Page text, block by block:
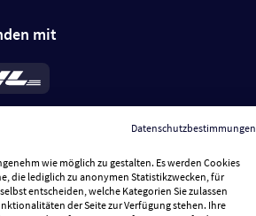
mit
€; bei Kühlware zzgl. 0,99 €
insgesamt 7,94 €. Lieferzeit3-
Datenschutzbestimmungen
wie möglich zu gestalten. Es werden Cookies
die lediglich zu anonymen Statistikzwecken, für
entscheiden, welche Kategorien Sie zulassen
der Seite zur Verfügung stehen. Ihre